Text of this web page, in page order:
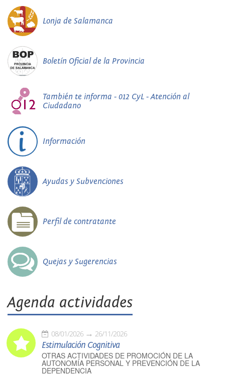
Lonja de Salamanca
Boletín Oficial de la Provincia
También te informa - 012 CyL - Atención al
Ciudadano
Información
Ayudas y Subvenciones
Perfil de contratante
Quejas y Sugerencias
Agenda actividades
08/01/2026 26/11/2026
Estimulación Cognitiva
OTRAS ACTIVIDADES DE PROMOCIÓN DE LA
AUTONOMÍA PERSONAL Y PREVENCIÓN DE LA
DEPENDENCIA